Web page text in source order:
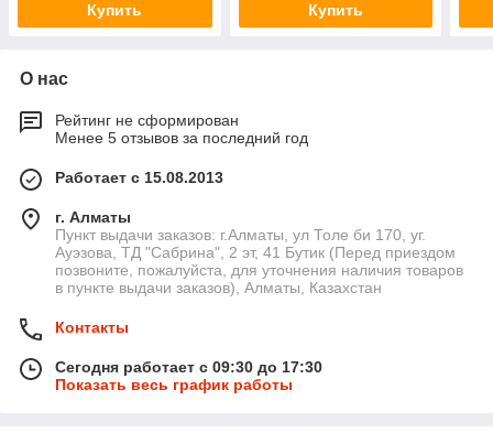
Купить Купить
О нас
Рейтинг не сформирован
Менее 5 отзывов за последний год
Работает с 15.08.2013
г. Алматы
Пункт выдачи заказов: г.Алматы, ул Толе би 170, уг.
Ауэзова, ТД "Сабрина", 2 эт, 41 Бутик (Перед приездом
позвоните, пожалуйста, для уточнения наличия товаров
в пункте выдачи заказов), Алматы, Казахстан
Контакты
Сегодня работает с 09:30 до 17:30
Показать весь график работы